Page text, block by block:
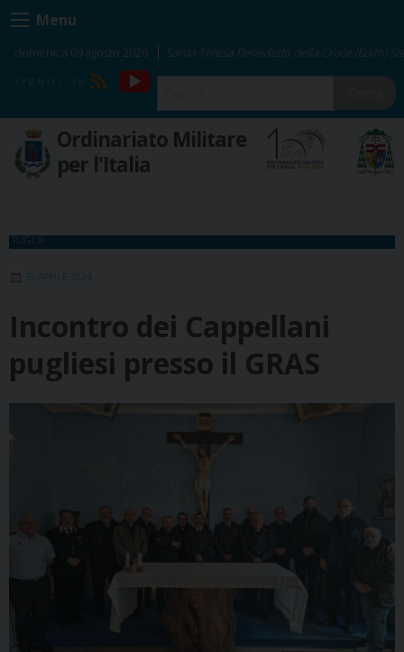
Skip
to
content
Menu
domenica 09 agosto 2026 Santa Teresa Benedetta della Croce (Edith)
RSS
YouTube
Ordinariato Militare
per l'Italia
PUGLIA
30 APRILE 2024
Incontro dei Cappellani
pugliesi presso il GRAS